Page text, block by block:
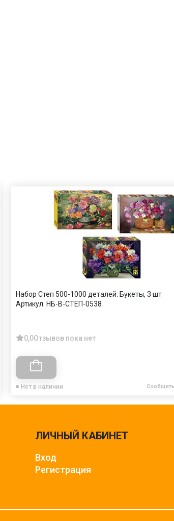
Набор Степ 500-1000 деталей: Букеты, 3 шт
Артикул: НБ-В-СТЕП-0538
0,0Отзывов пока нет
Нет в наличии Сообщить
ЛИЧНЫЙ КАБИНЕТ
Вход
Регистрация